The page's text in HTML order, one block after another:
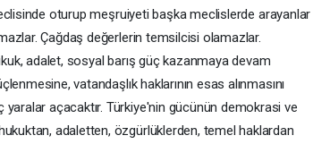
oturup meşruiyeti başka meclislerde arayanlar
Çağdaş değerlerin temsilcisi olamazlar.
adalet, sosyal barış güç kazanmaya devam
vatandaşlık haklarının esas alınmasını
açacaktır. Türkiye'nin gücünün demokrasi ve
adaletten, özgürlüklerden, temel haklardan